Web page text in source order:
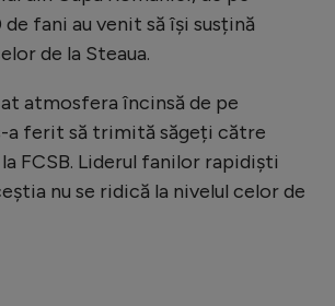
fani au venit să își susțină
de la Steaua.
atmosfera încinsă de pe
a ferit să trimită săgeți către
FCSB. Liderul fanilor rapidiști
nu se ridică la nivelul celor de